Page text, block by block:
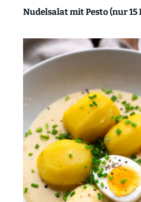
Nudelsalat mit Pesto (nur